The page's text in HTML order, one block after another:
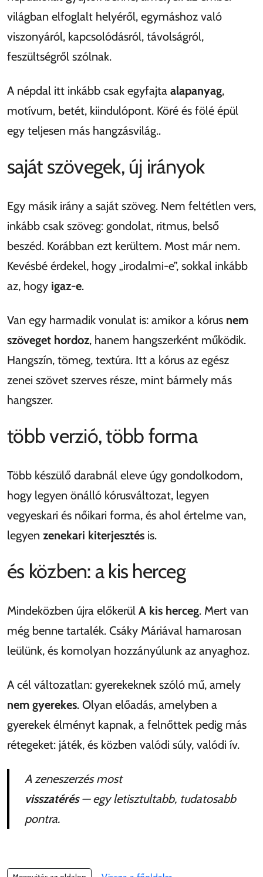
világban elfoglalt helyéről, egymáshoz való
viszonyáról, kapcsolódásról, távolságról,
feszültségről szólnak.
A népdal itt inkább csak egyfajta alapanyag,
motívum, betét, kiindulópont. Köré és fölé épül
egy teljesen más hangzásvilág..
saját szövegek, új irányok
Egy másik irány a saját szöveg. Nem feltétlen vers,
inkább csak szöveg: gondolat, ritmus, belső
beszéd. Korábban ezt kerültem. Most már nem.
Kevésbé érdekel, hogy „irodalmi-e”, sokkal inkább
az, hogy igaz-e.
Van egy harmadik vonulat is: amikor a kórus nem
szöveget hordoz, hanem hangszerként működik.
Hangszín, tömeg, textúra. Itt a kórus az egész
zenei szövet szerves része, mint bármely más
hangszer.
több verzió, több forma
Több készülő darabnál eleve úgy gondolkodom,
hogy legyen önálló kórusváltozat, legyen
vegyeskari és nőikari forma, és ahol értelme van,
legyen zenekari kiterjesztés is.
és közben: a kis herceg
Mindeközben újra előkerül A kis herceg. Mert van
még benne tartalék. Csáky Máriával hamarosan
leülünk, és komolyan hozzányúlunk az anyaghoz.
A cél változatlan: gyerekeknek szóló mű, amely
nem gyerekes. Olyan előadás, amelyben a
gyerekek élményt kapnak, a felnőttek pedig más
rétegeket: játék, és közben valódi súly, valódi ív.
A zeneszerzés most
visszatérés— egy letisztultabb, tudatosabb
pontra.